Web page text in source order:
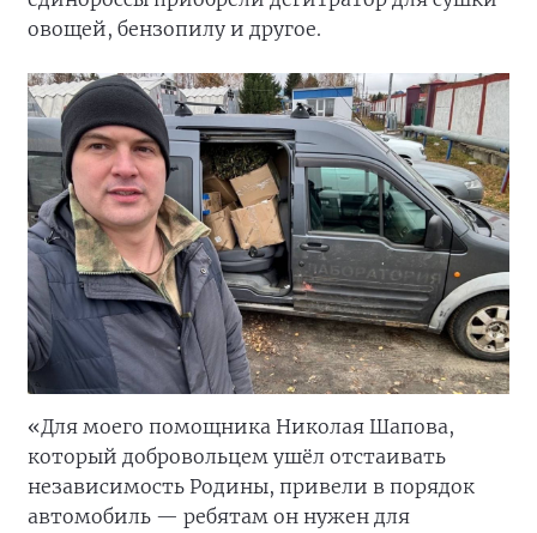
овощей, бензопилу и другое.
«Для моего помощника Николая Шапова,
который добровольцем ушёл отстаивать
независимость Родины, привели в порядок
автомобиль — ребятам он нужен для